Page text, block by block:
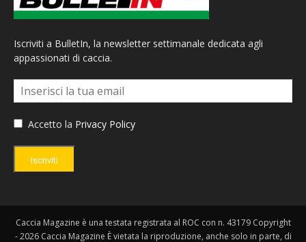
Iscriviti a BulletIn, la newsletter settimanale dedicata agli
appassionati di caccia.
Accetto la Privacy Policy
Iscriviti
Caccia Magazine è una testata registrata al ROC con n. 43179 Copyright
- 2026 Caccia Magazine È vietata la riproduzione, anche solo in parte, di